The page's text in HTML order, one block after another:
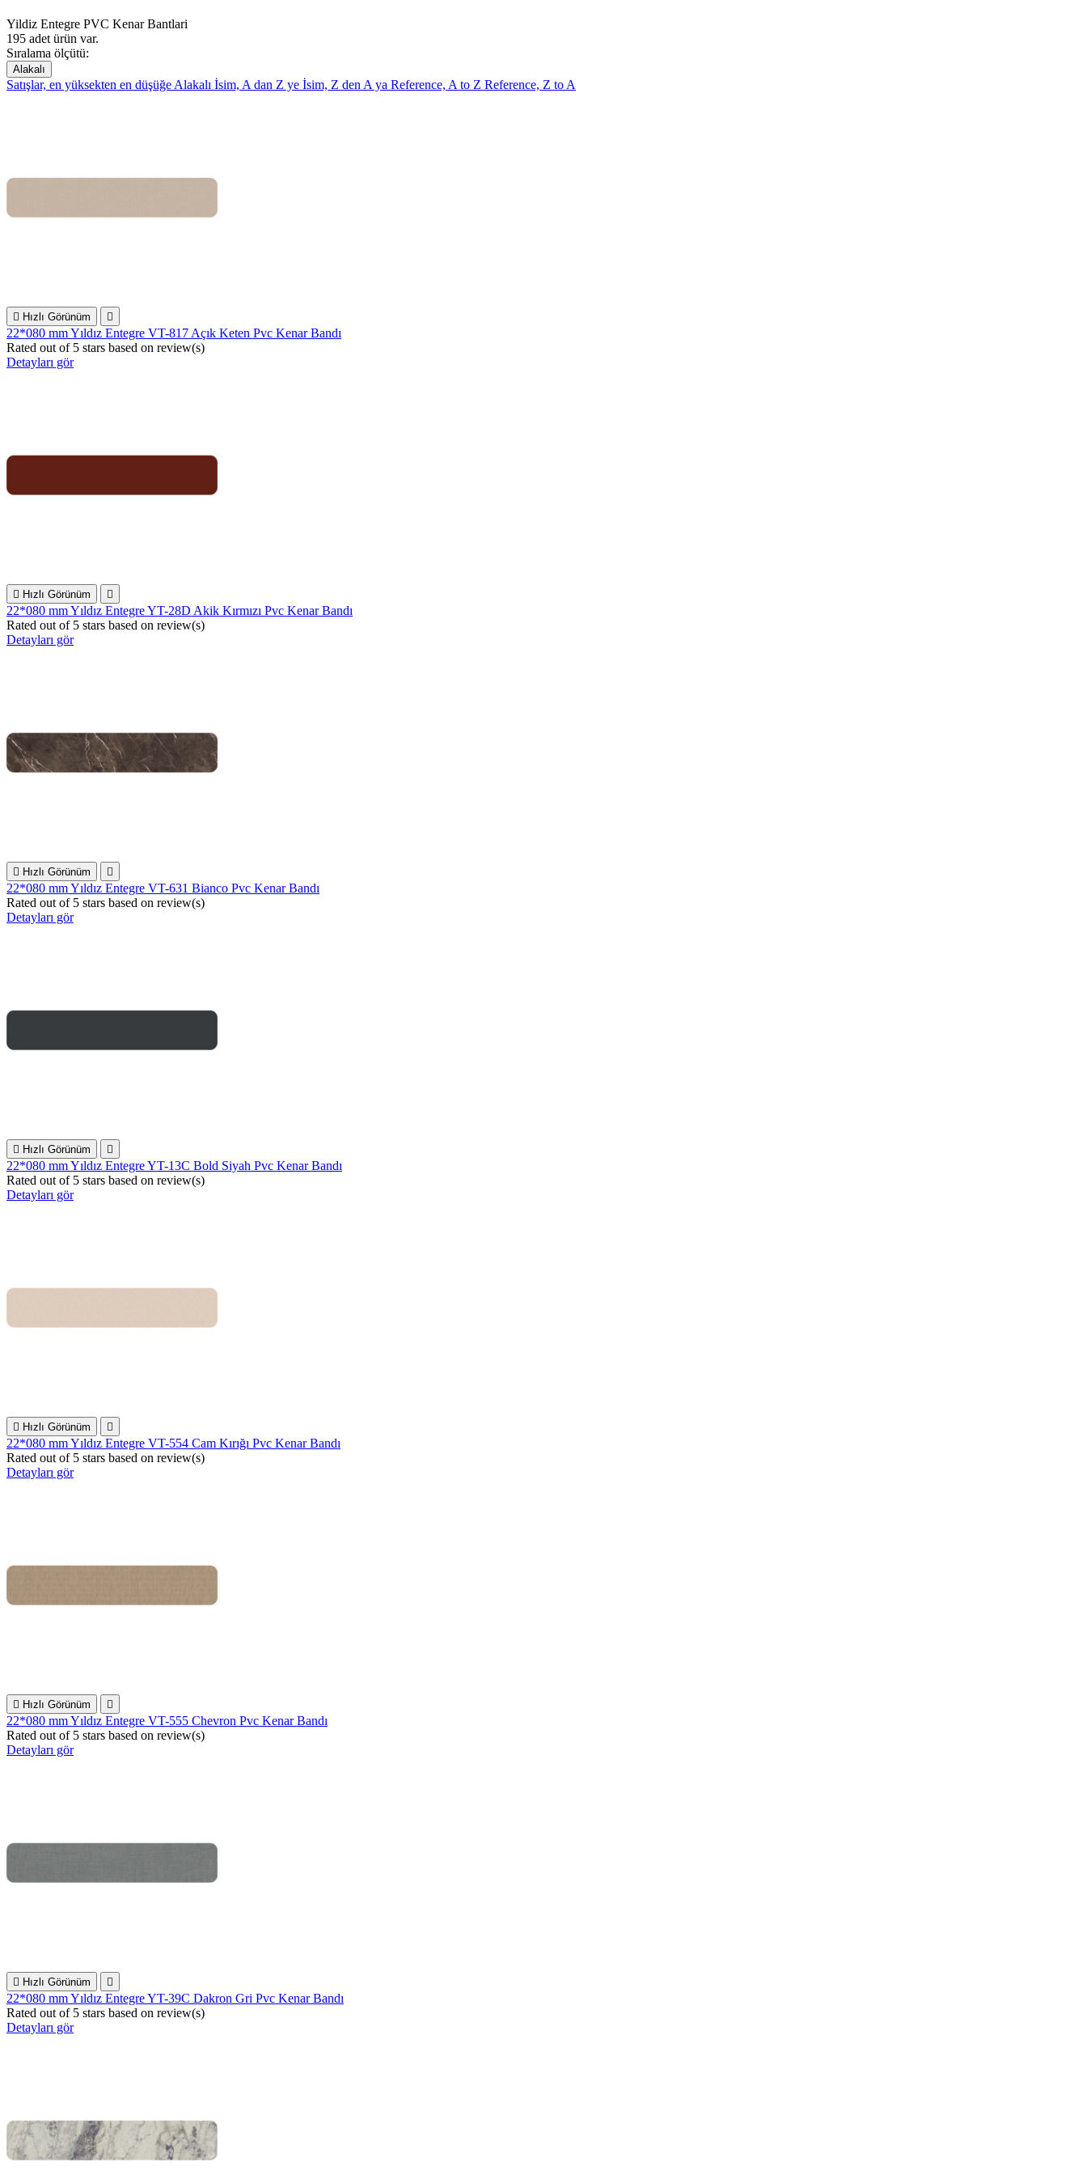
Yildiz Entegre PVC Kenar Bantlari
195 adet ürün var.
Sıralama ölçütü:
Alakalı
Satışlar, en yüksekten en düşüğe Alakalı İsim, A dan Z ye İsim, Z den A ya Reference, A to Z Reference, Z to A
 Hızlı Görünüm 
22*080 mm Yıldız Entegre VT-817 Açık Keten Pvc Kenar Bandı
Rated out of 5 stars based on review(s)
Detayları gör
 Hızlı Görünüm 
22*080 mm Yıldız Entegre YT-28D Akik Kırmızı Pvc Kenar Bandı
Rated out of 5 stars based on review(s)
Detayları gör
 Hızlı Görünüm 
22*080 mm Yıldız Entegre VT-631 Bianco Pvc Kenar Bandı
Rated out of 5 stars based on review(s)
Detayları gör
 Hızlı Görünüm 
22*080 mm Yıldız Entegre YT-13C Bold Siyah Pvc Kenar Bandı
Rated out of 5 stars based on review(s)
Detayları gör
 Hızlı Görünüm 
22*080 mm Yıldız Entegre VT-554 Cam Kırığı Pvc Kenar Bandı
Rated out of 5 stars based on review(s)
Detayları gör
 Hızlı Görünüm 
22*080 mm Yıldız Entegre VT-555 Chevron Pvc Kenar Bandı
Rated out of 5 stars based on review(s)
Detayları gör
 Hızlı Görünüm 
22*080 mm Yıldız Entegre YT-39C Dakron Gri Pvc Kenar Bandı
Rated out of 5 stars based on review(s)
Detayları gör